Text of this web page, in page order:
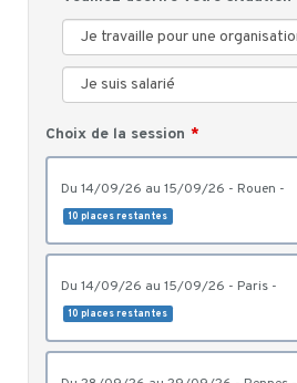
Choix de la session
du 14/09/26 au 15/09/26 - Rouen -
10 places restantes
du 14/09/26 au 15/09/26 - Paris -
10 places restantes